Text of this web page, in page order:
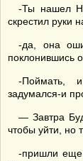
-Ты нашел
скрестил руки
-да, она
поклонившись
-Поймать,
задумался-и
— Завтра
чтобы уйти, но
-пришли еще